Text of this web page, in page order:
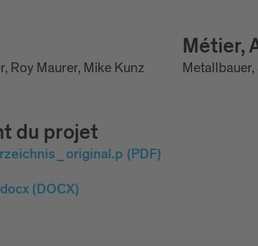
Roy Maurer, Mike Kunz
Métier,
du projet
(PDF)
(DOCX)